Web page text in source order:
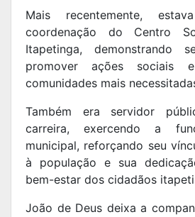
Mais recentemente,
coordenação do Centro
Itapetinga, demonstrando
promover ações sociais
comunidades mais
Também era servidor
carreira, exercendo a
municipal, reforçando seu
à população e sua
bem-estar dos cidadãos
João de Deus deixa a